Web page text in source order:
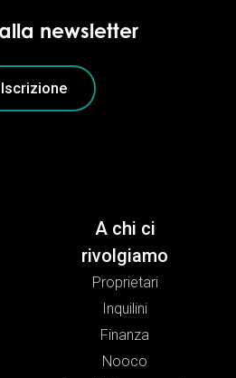
newsletter
Iscrizione
A chi ci
rivolgiamo
Proprietari
Inquilini
Finanza
Nooco